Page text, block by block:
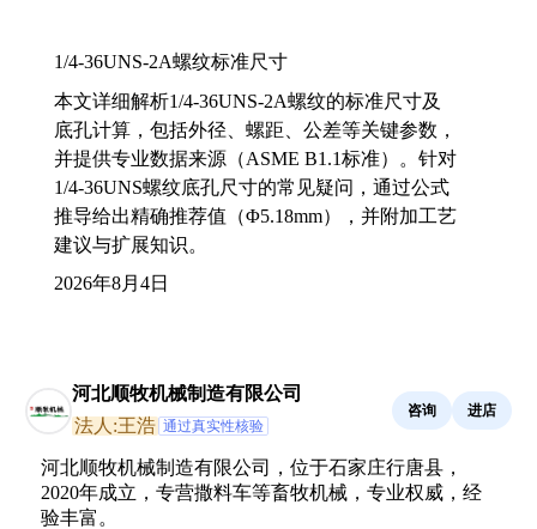
1/4-36UNS-2A螺纹标准尺寸
本文详细解析1/4-36UNS-2A螺纹的标准尺寸及
底孔计算，包括外径、螺距、公差等关键参数，
并提供专业数据来源（ASME B1.1标准）。针对
1/4-36UNS螺纹底孔尺寸的常见疑问，通过公式
推导给出精确推荐值（Φ5.18mm），并附加工艺
建议与扩展知识。
2026年8月4日
河北顺牧机械制造有限公司
法人:王浩 通过真实性核验
咨询 进店
河北顺牧机械制造有限公司，位于石家庄行唐县，
2020年成立，专营撒料车等畜牧机械，专业权威，经
验丰富。